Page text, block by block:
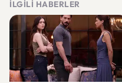
İLGILI HABERLER